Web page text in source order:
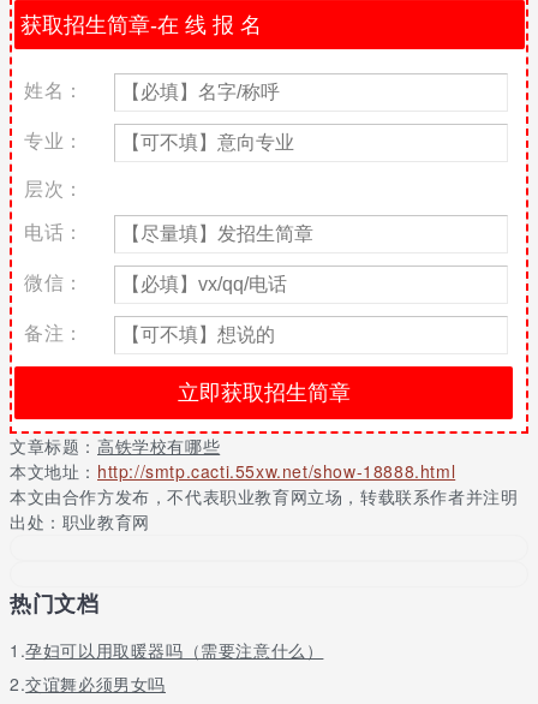
高铁学校有：成都铁路运输学校、成都铁路工程学校、湖南铁道职
业技术学院、北京交通运输职业学院、兰州高铁学校等等。
成都铁路运输学校
成都铁路运输学校创办于1951年7月，已有58年的办学历史。学校
是国家公办、中央财政拨款的首批国家重点中等职业学校、四川省
首批示范性中等职业学校。
成都铁路工程学校
成都铁路工程学校，位于我国西南地区四川盆地，地址在成都市郫
县。是国家首批中等示范学校、是国家级重点普通中等专业学校，
是我国西南地区唯一的铁路施工类中等职业学校，是国家教育部、
建设部确定的建筑行业紧缺人才培养培训基地。
湖南铁道职业技术学院
湖南铁道职业技术学院，位于湖南省株洲市，学校是教育部全国重
点建设职教师资培养培训基地、国家骨干教师师资培训基地和中德
师资培训国内基地，是国家高职高专先进制造技术学生实训（师资
培训）基地和首批“国家高技能人才培训基地”，全国第二批深化创
新创业教育改革示范高校。
北京交通运输职业学院，位于北京市海淀区西三旗悦秀路80号，是
国家首批现代学徒制试点单位、北京市深化创新创业教育改革示范
高校。
姓名：
专业：
层次：
电话：
微信：
备注：
文章标题： 高铁学校有哪些
本文地址： http://smtp.cacti.55xw.net/show-18888.html
本文由合作方发布，不代表职业教育网立场，转载联系作者并注明
出处：职业教育网
热门文档
1.孕妇可以用取暖器吗（需要注意什么）
2.交谊舞必须男女吗